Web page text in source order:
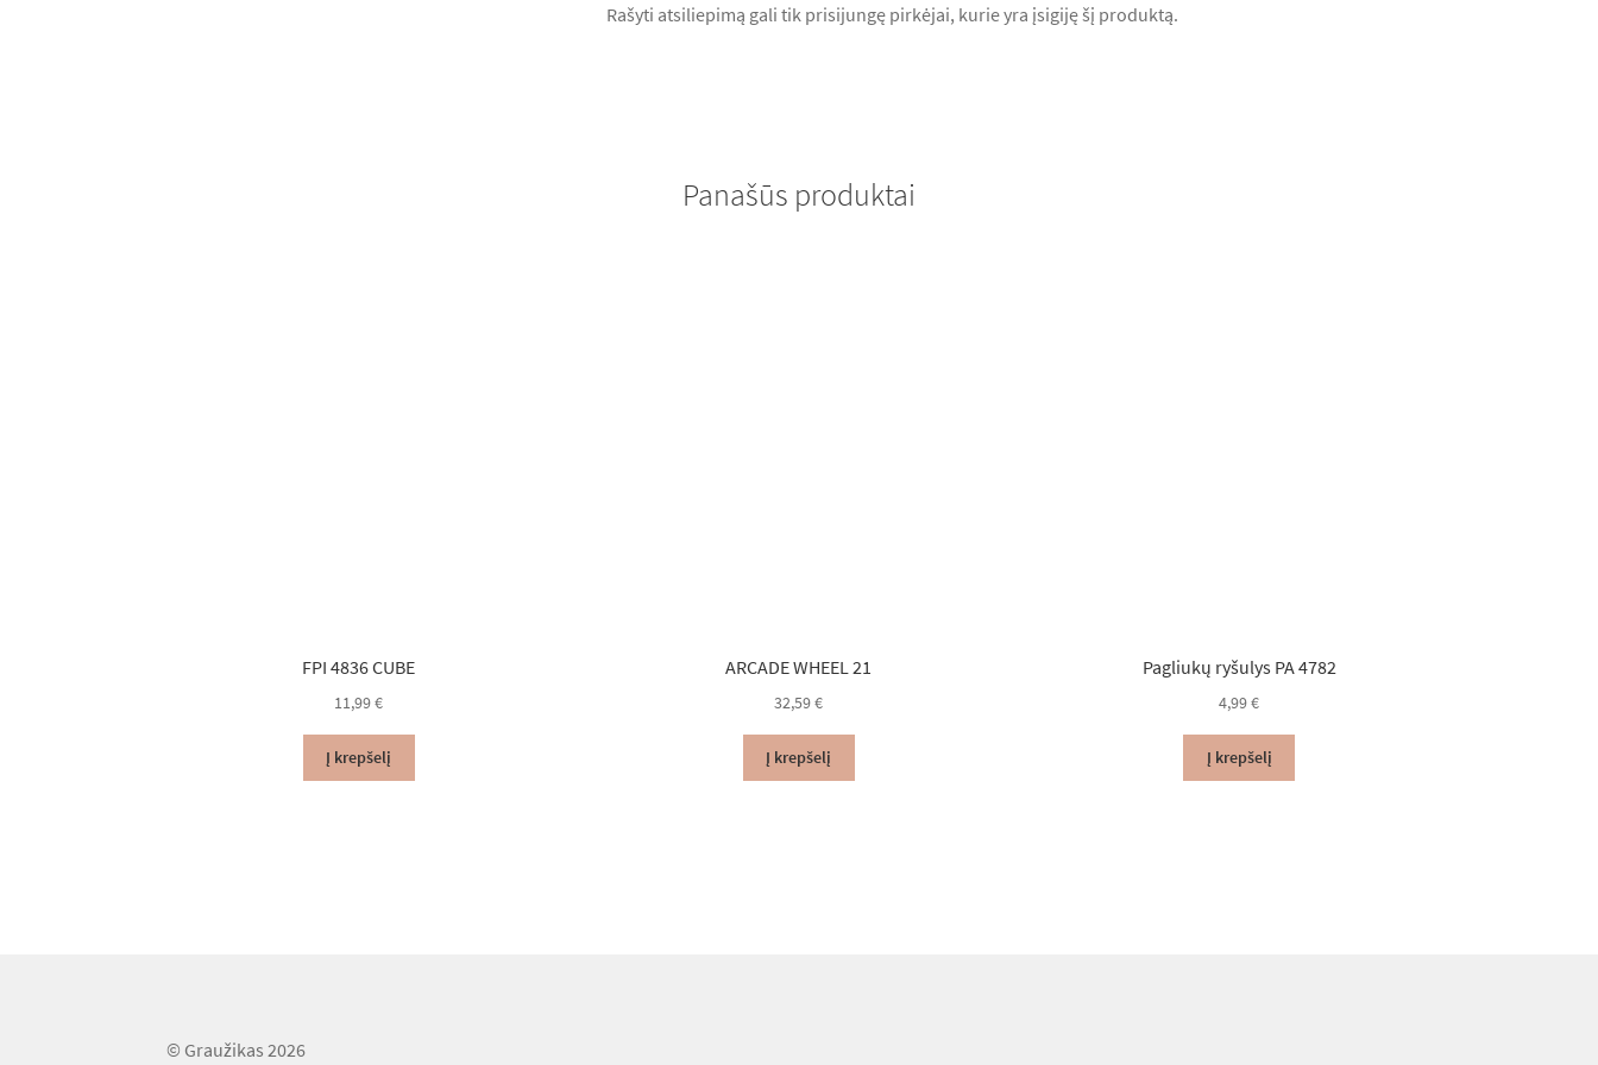
Rašyti atsiliepimą gali tik prisijungę pirkėjai, kurie yra įsigiję šį produktą.
Panašūs produktai
FPI 4836 CUBE
11,99€
Į krepšelį
ARCADE WHEEL 21
32,59€
Į krepšelį
Pagliukų ryšulys PA 4782
4,99€
Į krepšelį
© Graužikas 2026